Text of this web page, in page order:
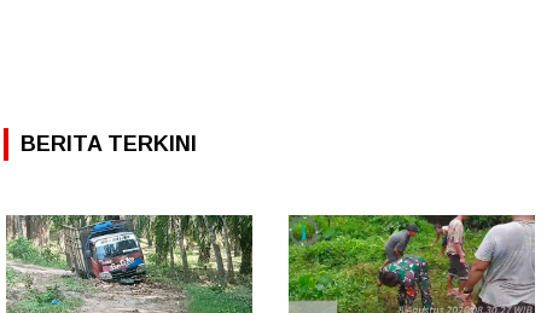
BERITA TERKINI